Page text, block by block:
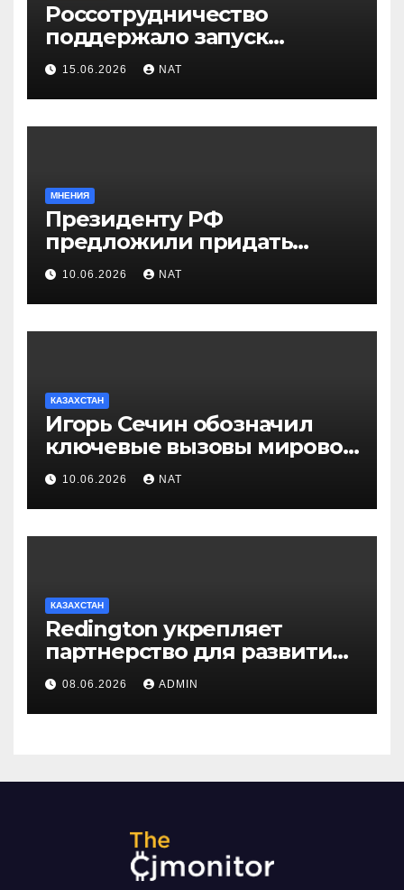
Россотрудничество
поддержало запуск
инклюзивного таксопарка в
Западно-Казахстанской
области
15.06.2026 NAT
МНЕНИЯ
Президенту РФ
предложили придать
празднику Навруз
общенациональный статус
10.06.2026 NAT
КАЗАХСТАН
Игорь Сечин обозначил
ключевые вызовы мировой
энергетики и экономики
10.06.2026 NAT
КАЗАХСТАН
Redington укрепляет
партнерство для развития
цифрового будущего
Центральной Азии на
GITEX Kazakhstan
08.06.2026 ADMIN